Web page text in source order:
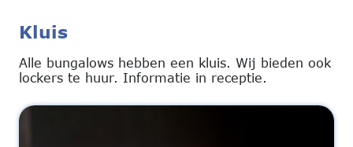
Kluis
Alle bungalows hebben een kluis. Wij bieden ook
lockers te huur. Informatie in receptie.